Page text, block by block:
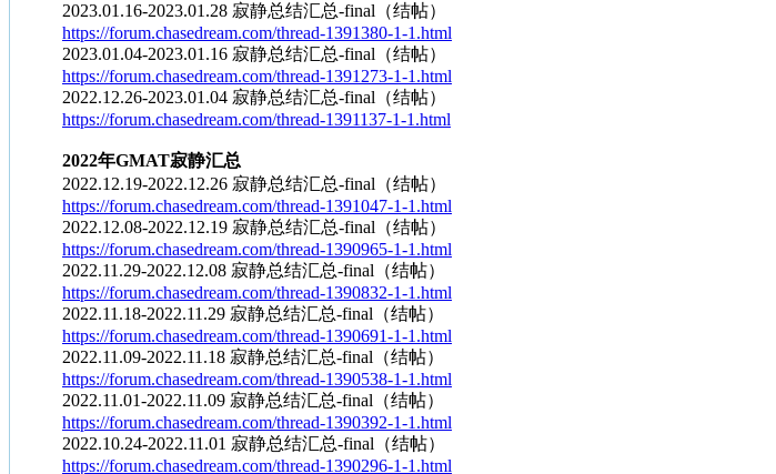
2023.01.16-2023.01.28 寂静总结汇总-final（结帖）
https://forum.chasedream.com/thread-1391380-1-1.html
2023.01.04-2023.01.16 寂静总结汇总-final（结帖）
https://forum.chasedream.com/thread-1391273-1-1.html
2022.12.26-2023.01.04 寂静总结汇总-final（结帖）
https://forum.chasedream.com/thread-1391137-1-1.html
2022年GMAT寂静汇总
2022.12.19-2022.12.26 寂静总结汇总-final（结帖）
https://forum.chasedream.com/thread-1391047-1-1.html
2022.12.08-2022.12.19 寂静总结汇总-final（结帖）
https://forum.chasedream.com/thread-1390965-1-1.html
2022.11.29-2022.12.08 寂静总结汇总-final（结帖）
https://forum.chasedream.com/thread-1390832-1-1.html
2022.11.18-2022.11.29 寂静总结汇总-final（结帖）
https://forum.chasedream.com/thread-1390691-1-1.html
2022.11.09-2022.11.18 寂静总结汇总-final（结帖）
https://forum.chasedream.com/thread-1390538-1-1.html
2022.11.01-2022.11.09 寂静总结汇总-final（结帖）
https://forum.chasedream.com/thread-1390392-1-1.html
2022.10.24-2022.11.01 寂静总结汇总-final（结帖）
https://forum.chasedream.com/thread-1390296-1-1.html